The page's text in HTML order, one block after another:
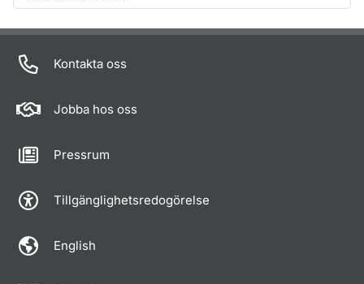
Om sidan
Kontakta oss
Jobba hos oss
Pressrum
Tillgänglighetsredogörelse
English